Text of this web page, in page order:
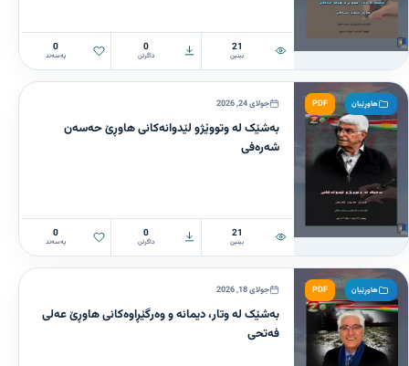
21
بینین
0
داگرتن
0
پەسەند
هاوڕێیان PDF جولای 24, 2026
بەشێک لە وتووێژو لێدوانەکانی هاوڕێ حەسەن
شەرەفی
21
بینین
0
داگرتن
0
پەسەند
هاوڕێیان PDF جولای 18, 2026
بەشێک لە وتار، دیمانە و وەرگێڕاوەکانی هاوڕێ عەلی
فەتحی